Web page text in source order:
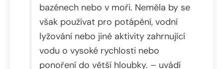
bazénech nebo v moři. Neměla by se
však používat pro potápění, vodní
lyžování nebo jiné aktivity zahrnující
vodu o vysoké rychlosti nebo
ponoření do větší hloubky. – uvádí